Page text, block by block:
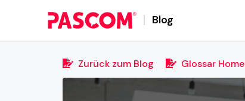
Blog
Zurück zum Blog Glossar Home